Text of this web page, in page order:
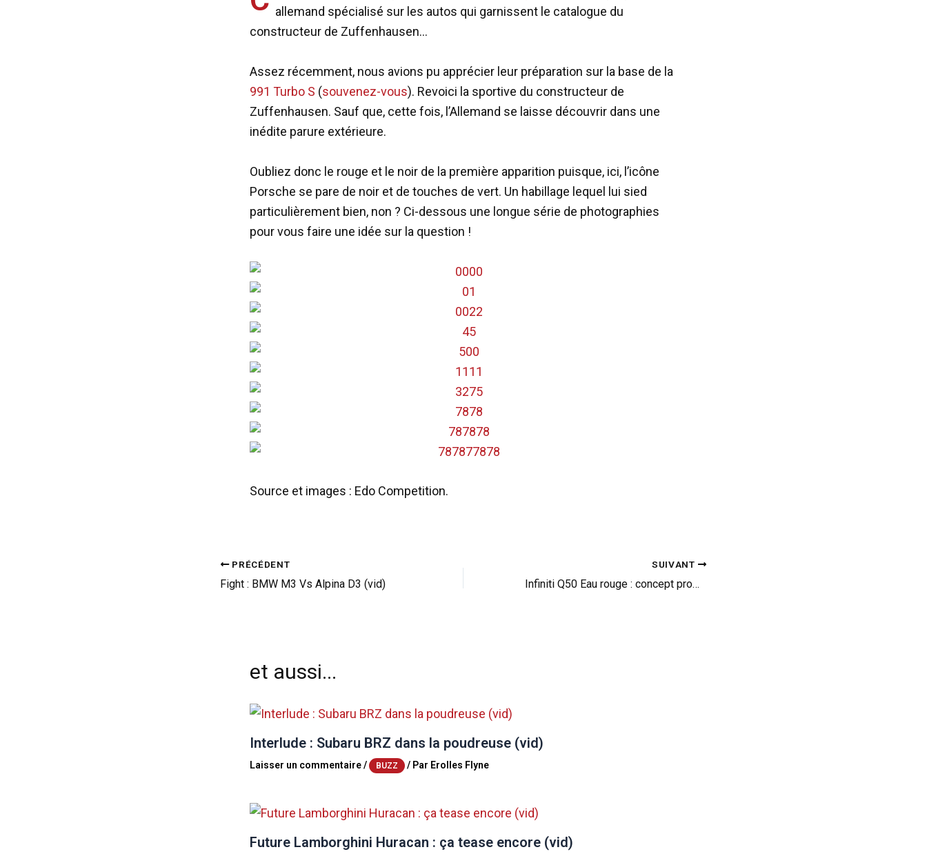
allemand spécialisé sur les autos qui garnissent le catalogue du
constructeur de Zuffenhausen…
Assez récemment, nous avions pu apprécier leur préparation sur la base de la
991 Turbo S (souvenez-vous). Revoici la sportive du constructeur de
Zuffenhausen. Sauf que, cette fois, l’Allemand se laisse découvrir dans une
inédite parure extérieure.
Oubliez donc le rouge et le noir de la première apparition puisque, ici, l’icône
Porsche se pare de noir et de touches de vert. Un habillage lequel lui sied
particulièrement bien, non ? Ci-dessous une longue série de photographies
pour vous faire une idée sur la question !
Source et images : Edo Competition.
PRÉCÉDENT
Fight : BMW M3 Vs Alpina D3 (vid)
SUIVANT
Infiniti Q50 Eau rouge : concept prometteur (vid)
et aussi...
Interlude : Subaru BRZ dans la poudreuse (vid)
Laisser un commentaire/ BUZZ / Par Erolles Flyne
Future Lamborghini Huracan : ça tease encore (vid)